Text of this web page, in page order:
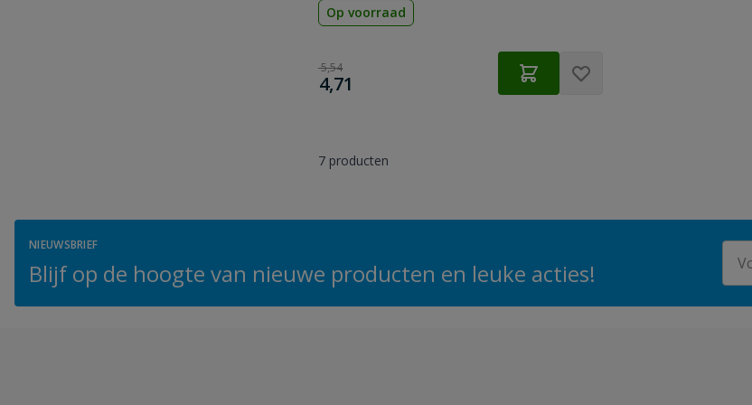
Op voorraad
Speciale prijs
€
4,71
Normale prijs
€
5,54
7 producten
NIEUWSBRIEF
Blijf op de hoogte van nieuwe producten en leuke acties!